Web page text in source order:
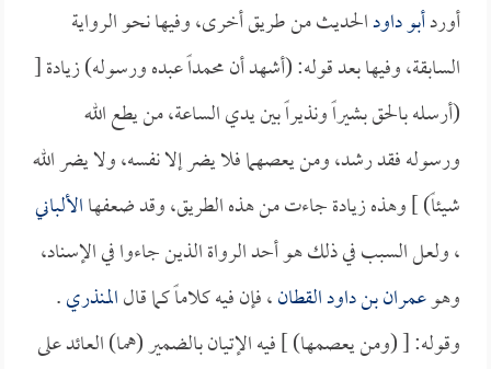
أوردأبو داودالحديث من طريق أخرى، وفيها نحو الرواية
السابقة، وفيها بعد قوله: (أشهد أن محمداً عبده ورسوله) زيادة [
(أرسله بالحق بشيراً ونذيراً بين يدي الساعة، من يطع الله
ورسوله فقد رشد، ومن يعصهما فلا يضر إلا نفسه، ولا يضر الله
شيئاً) ] وهذه زيادة جاءت من هذه الطريق، وقد ضعفهاالألباني
، ولعل السبب في ذلك هو أحد الرواة الذين جاءوا في الإسناد،
وهوعمران بن داود القطان، فإن فيه كلاماً كما قالالمنذري.
وقوله: [ (ومن يعصمها) ] فيه الإتيان بالضمير (هما) العائد على